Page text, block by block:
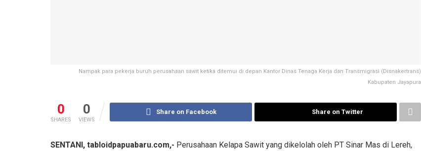
Nampak para pekerja buruh perusahaan sawit ketika ditemui di depan Kantor Dinas Tenaga Kerja dan Transmigrasi (Disnakertrans)
Kabupaten Jayapura
0
SHARES
0
VIEWS
Share on Facebook Share on Twitter
SENTANI, tabloidpapuabaru.com,- Perusahaan Kelapa Sawit yang dikelolah oleh PT Sinar Mas di Lereh,